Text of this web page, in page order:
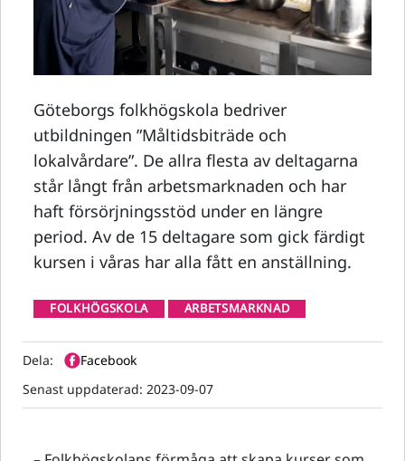
Göteborgs folkhögskola bedriver
utbildningen ”Måltidsbiträde och
lokalvårdare”. De allra flesta av deltagarna
står långt från arbetsmarknaden och har
haft försörjningsstöd under en längre
period. Av de 15 deltagare som gick färdigt
kursen i våras har alla fått en anställning.
FOLKHÖGSKOLA ARBETSMARKNAD
Dela:
Facebook
Senast uppdaterad: 2023-09-07